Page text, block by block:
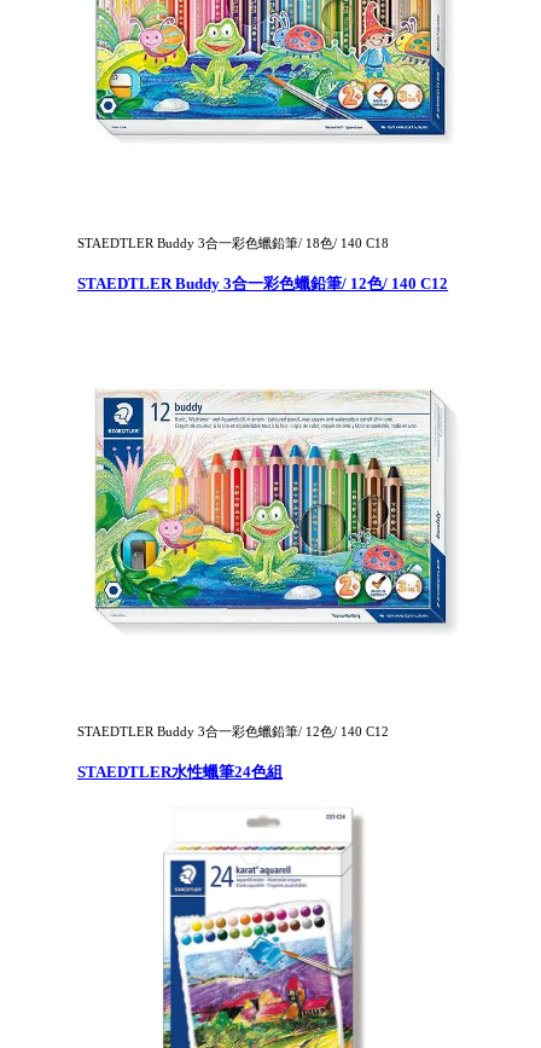
STAEDTLER Buddy 3合一彩色蠟鉛筆/ 18色/ 140 C18
STAEDTLER Buddy 3合一彩色蠟鉛筆/ 12色/ 140 C12
STAEDTLER Buddy 3合一彩色蠟鉛筆/ 12色/ 140 C12
STAEDTLER水性蠟筆24色組